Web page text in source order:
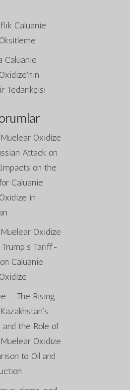
Caluanie
Caluanie
Tedarikçisi
Oxidize
Attack on
on the
Caluanie
in
Oxidize
Trump’s Tariff-
Caluanie
- The Rising
and the Role of
Oxidize
to Oil and